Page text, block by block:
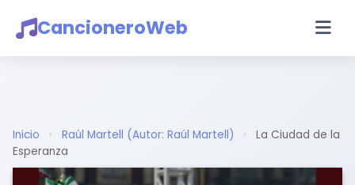
CancioneroWeb
Inicio › Raúl Martell (Autor: Raúl Martell) ›
La Ciudad de la
Esperanza